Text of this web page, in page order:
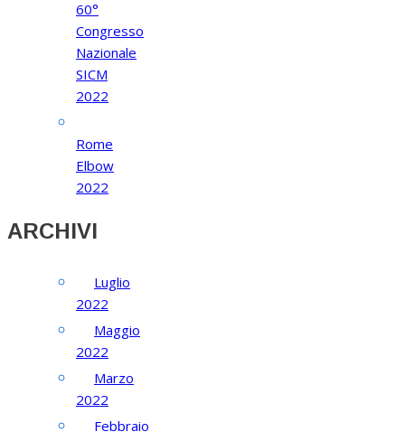
60°
Congresso
Nazionale
SICM
2022
Rome
Elbow
2022
ARCHIVI
Luglio
2022
Maggio
2022
Marzo
2022
Febbraio